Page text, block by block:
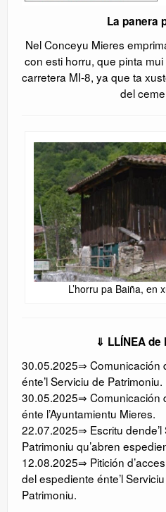
La panera
Nel Conceyu Mieres
con esti horru, que pinta
carretera MI-8, ya que ta
del
L’horru pa Baiña, en
⇓ LLÍNEA de
30.05.2025⇒ Comunicación
énte’l Serviciu de Patrimoniu.
30.05.2025⇒ Comunicación
énte l’Ayuntamientu Mieres.
22.07.2025⇒ Escritu
Patrimoniu qu’abren
12.08.2025⇒ Pitición
del espediente énte’l
Patrimoniu.